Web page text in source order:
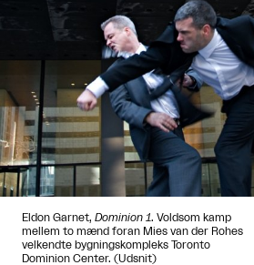
Eldon Garnet, Dominion 1. Voldsom kamp
mellem to mænd foran Mies van der Rohes
velkendte bygningskompleks Toronto
Dominion Center. (Udsnit)